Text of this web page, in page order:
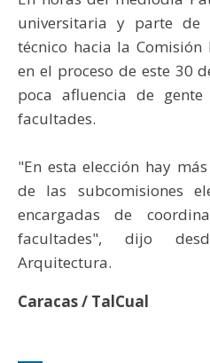
universitaria y parte
técnico hacia la
en el proceso de este 30
poca afluencia de
facultades.
"En esta elección hay
de las subcomisiones
encargadas de
facultades", dijo
Arquitectura.
Caracas / TalCual